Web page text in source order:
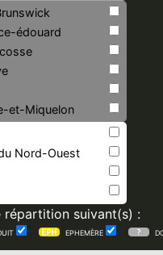
édouard
et-Miquelon
Nord-Ouest
suivant(s) :
EPHEMÈRE